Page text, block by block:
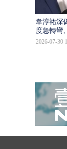
韋淳祐深
度急轉彎
2026-07-30